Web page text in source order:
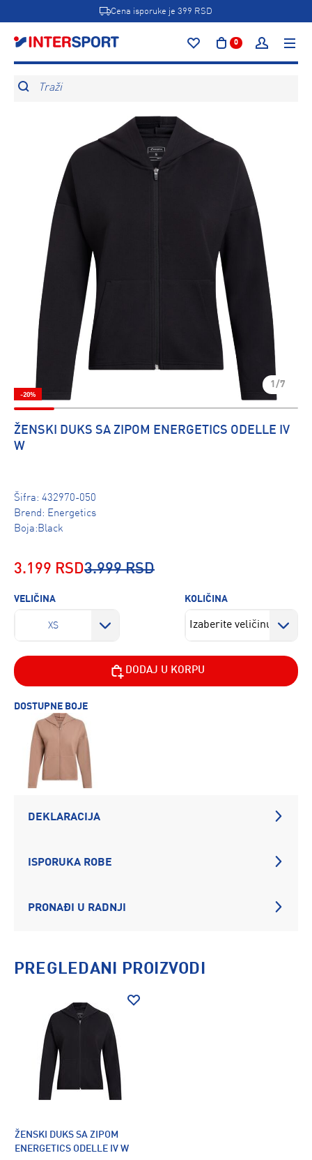
Cena isporuke je 399 RSD
0
Traži
1/7
-20%
ŽENSKI DUKS SA ZIPOM ENERGETICS ODELLE IV
W
Šifra: 432970-050
Brend: Energetics
Boja:Black
3.199 RSD3.999 RSD
VELIČINA
XS
KOLIČINA
DODAJ U KORPU
DOSTUPNE BOJE
DEKLARACIJA
ISPORUKA ROBE
PRONAĐI U RADNJI
PREGLEDANI PROIZVODI
ŽENSKI DUKS SA ZIPOM
ENERGETICS ODELLE IV W